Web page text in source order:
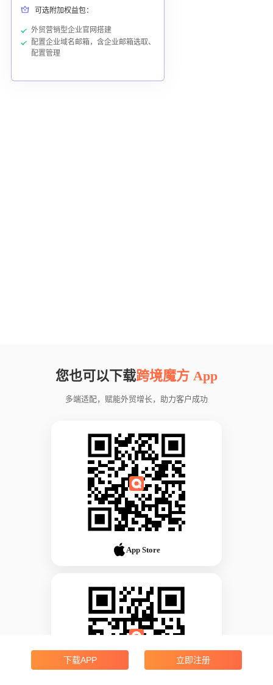
可选附加权益包：
外贸营销型企业官网搭建
配置企业域名邮箱，含企业邮箱选取、
配置管理
您也可以下载跨境魔方 App
多端适配，赋能外贸增长，助力客户成功
App Store
下载APP 立即注册